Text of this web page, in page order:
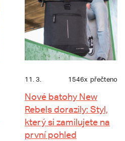
11. 3. 1546x přečteno
Nové batohy New
Rebels dorazily: Styl,
který si zamilujete na
první pohled